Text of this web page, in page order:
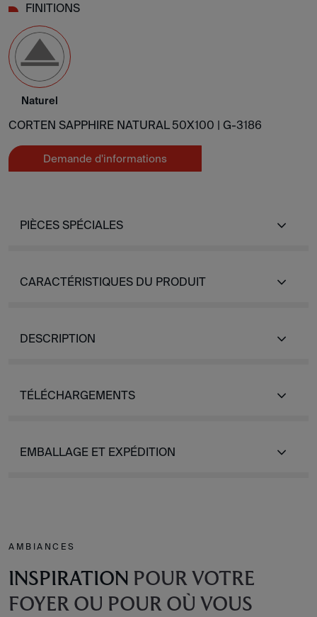
FINITIONS
Naturel
CORTEN SAPPHIRE NATURAL 50X100 | G-3186
Demande d'informations
PIÈCES SPÉCIALES
CARACTÉRISTIQUES DU PRODUIT
DESCRIPTION
TÉLÉCHARGEMENTS
EMBALLAGE ET EXPÉDITION
AMBIANCES
INSPIRATION POUR VOTRE
FOYER OU POUR OÙ VOUS